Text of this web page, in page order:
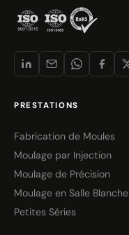
PRESTATIONS
Fabrication de Moules
Moulage par Injection
Moulage de Précision
Moulage en Salle Blanche
Petites Séries